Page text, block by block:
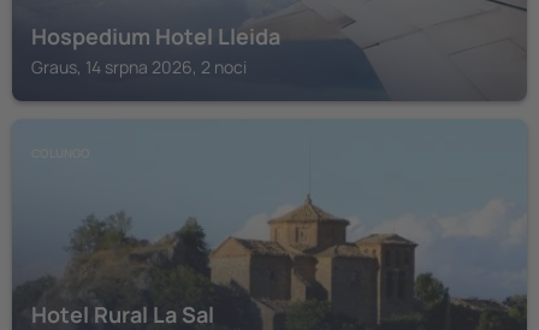
Hospedium Hotel Lleida
Graus, 14 srpna 2026, 2 noci
Hotel Rural La Sal